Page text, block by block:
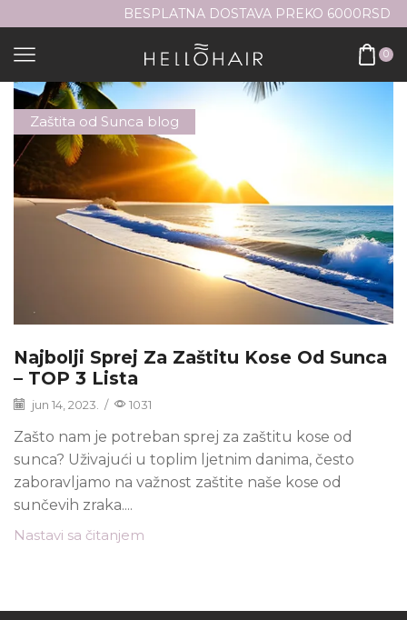
BESPLATNA DOSTAVA PREKO 6000RSD
0
Zaštita od Sunca blog
Najbolji Sprej Za Zaštitu Kose Od Sunca
– TOP 3 Lista
jun 14, 2023. / 1031
Zašto nam je potreban sprej za zaštitu kose od
sunca? Uživajući u toplim ljetnim danima, često
zaboravljamo na važnost zaštite naše kose od
sunčevih zraka....
Nastavi sa čitanjem